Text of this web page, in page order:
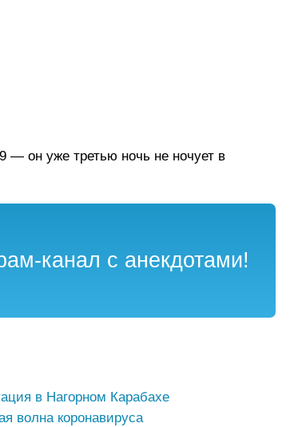
— он уже третью ночь не ночует в
канал с анекдотами!
в Нагорном Карабахе
волна коронавируса